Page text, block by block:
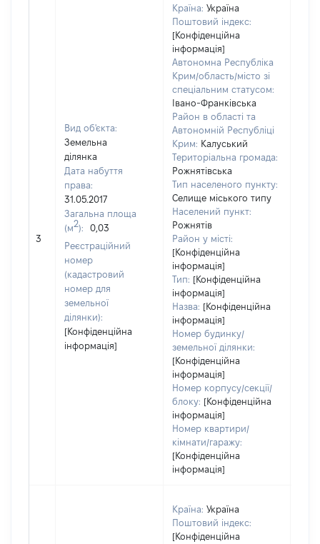
3
Вид об'єкта:
Земельна
ділянка
Дата набуття
права:
31.05.2017
Загальна площа
(м2):
0,03
Реєстраційний
номер
(кадастровий
номер для
земельної
ділянки):
[Конфіденційна
інформація]
Країна: Україна
Поштовий індекс:
[Конфіденційна
інформація]
Автономна Республіка
Крим/область/місто зі
спеціальним статусом:
Івано-Франківська
Район в області та
Автономній Республіці
Крим: Калуський
Територіальна громада:
Рожнятівська
Тип населеного пункту:
Селище міського типу
Населений пункт:
Рожнятів
Район у місті:
[Конфіденційна
інформація]
Тип: [Конфіденційна
інформація]
Назва: [Конфіденційна
інформація]
Номер будинку/
земельної ділянки:
[Конфіденційна
інформація]
Номер корпусу/секції/
блоку: [Конфіденційна
інформація]
Номер квартири/
кімнати/гаражу:
[Конфіденційна
інформація]
Країна: Україна
Поштовий індекс:
[Конфіденційна